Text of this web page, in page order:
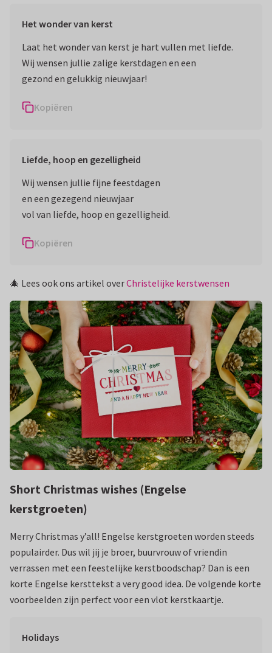
Het wonder van kerst
Laat het wonder van kerst je hart vullen met liefde.
Wij wensen jullie zalige kerstdagen en een
gezond en gelukkig nieuwjaar!
Kopiëren
Liefde, hoop en gezelligheid
Wij wensen jullie fijne feestdagen
en een gezegend nieuwjaar
vol van liefde, hoop en gezelligheid.
Kopiëren
🎄 Lees ook ons artikel overChristelijke kerstwensen
Short Christmas wishes (Engelse
kerstgroeten)
Merry Christmas y’all! Engelse kerstgroeten worden steeds
populairder. Dus wil jij je broer, buurvrouw of vriendin
verrassen met een feestelijke kerstboodschap? Dan is een
korte Engelse kersttekst a very good idea. De volgende korte
voorbeelden zijn perfect voor een vlot kerstkaartje.
Holidays